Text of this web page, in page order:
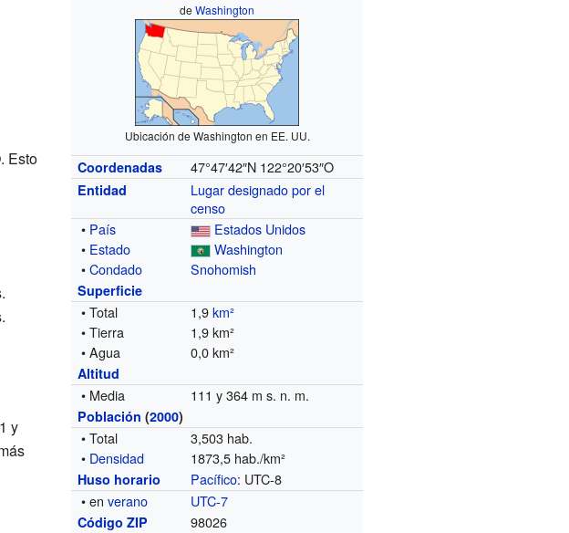
deWashington
Ubicación de Washington en EE. UU.
Coordenadas 47°47′42″N 122°20′53″O
Entidad
Lugar designado por el
censo
• País
Estados Unidos
• Estado
Washington
•Condado Snohomish
Superficie
• Total 1,9km²
• Tierra
1,9 km²
• Agua
0,0 km²
Altitud
• Media 111 y 364 m s. n. m.
Población (2000)
• Total
3,503 hab.
• Densidad 1873,5 hab./km²
Huso horario Pacífico: UTC-8
• enverano UTC-7
Código ZIP 98026
Esto
y